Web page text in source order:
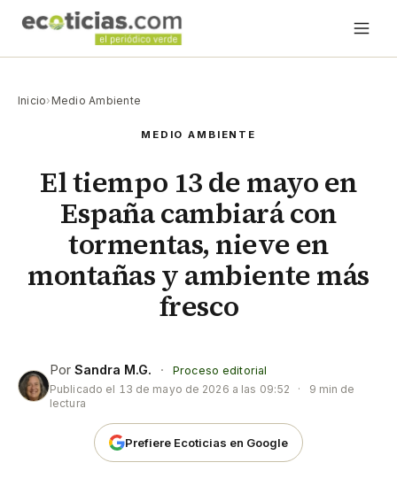
Inicio› Medio Ambiente
MEDIO AMBIENTE
El tiempo 13 de mayo en
España cambiará con
tormentas, nieve en
montañas y ambiente más
fresco
Por Sandra M.G. ·
Proceso editorial
Publicado el 13 de mayo de 2026 a las 09:52 ·
9 min de
lectura
Prefiere Ecoticias en Google